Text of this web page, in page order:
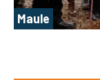
Maule